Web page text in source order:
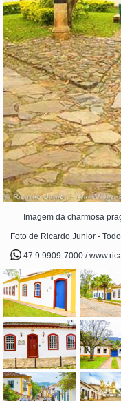
Imagem da charmosa
Foto de Ricardo Junior -
47 9 9909-7000 /